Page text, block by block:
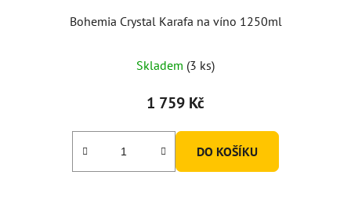
Bohemia Crystal Karafa na víno 1250ml
Skladem (3 ks)
1 759 Kč
DO KOŠÍKU